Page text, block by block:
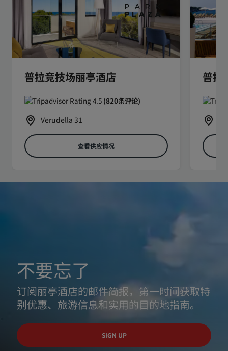
普拉竞技场丽亭酒店
(820条评论)
Verudella 31
查看供应情况
普拉
不要忘了
订阅丽亭酒店的邮件简报，第一时间获取特
别优惠、旅游信息和实用的目的地指南。
SIGN UP